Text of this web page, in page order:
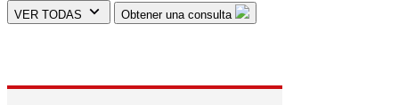
VER TODAS Obtener una consulta